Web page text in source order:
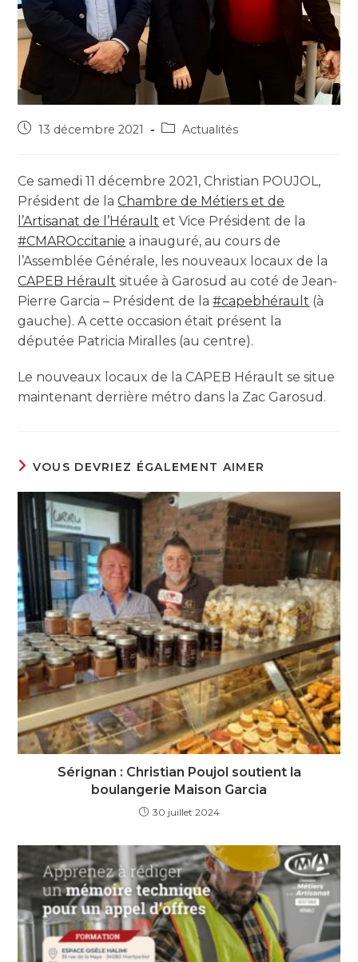
13 décembre 2021 Actualités
Ce samedi 11 décembre 2021, Christian POUJOL,
Président de laChambre de Métiers et de
l’Artisanat de l’Hérault et Vice Président de la
#CMAROccitanie a inauguré, au cours de
l’Assemblée Générale, les nouveaux locaux de la
CAPEB Hérault située à Garosud au coté de Jean-
Pierre Garcia – Président de la#capebhérault (à
gauche). A cette occasion était présent la
députée Patricia Miralles (au centre).
Le nouveaux locaux de la CAPEB Hérault se situe
maintenant derrière métro dans la Zac Garosud.
VOUS DEVRIEZ ÉGALEMENT AIMER
Sérignan : Christian Poujol soutient la
boulangerie Maison Garcia
30 juillet 2024